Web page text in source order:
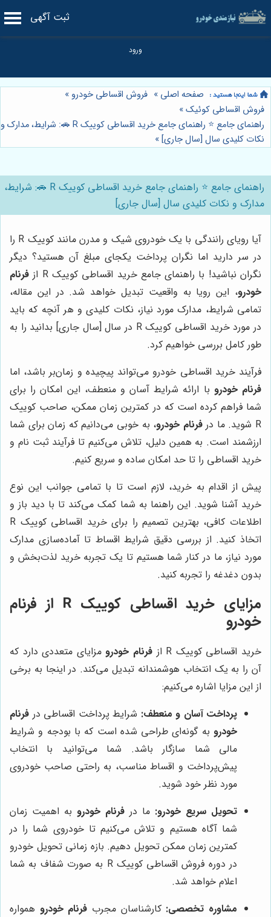
ثبت آگهی
صفحه اصلی » فروش اقساطی خودرو »
فروش اقساطی کوئیک»
راهنمای جامع ⭐️ راهنمای جامع خرید اقساطی کوییک R 🚗: شرایط، مدارک و
نکات کلیدی سال [سال جاری]»
راهنمای جامع ⭐️ راهنمای جامع خرید اقساطی کوییک R 🚗: شرایط،
مدارک و نکات کلیدی سال [سال جاری]
آیا رویای رانندگی با یک خودروی شیک و مدرن مانند کوییک R را
در سر دارید اما نگران پرداخت یکجای مبلغ آن هستید؟ دیگر
نگران نباشید! با راهنمای جامع خرید اقساطی کوییک R از
فرنام
خودرو، این رویا به واقعیت تبدیل خواهد شد. در این مقاله،
تمامی شرایط، مدارک مورد نیاز، نکات کلیدی و هر آنچه که باید
در مورد خرید اقساطی کوییک R در سال [سال جاری] بدانید را به
طور کامل بررسی خواهیم کرد.
فرآیند خرید اقساطی خودرو می‌تواند پیچیده و زمان‌بر باشد، اما
فرنام خودرو با ارائه شرایط آسان و منعطف، این امکان را برای
شما فراهم کرده است که در کمترین زمان ممکن، صاحب کوییک
R شوید. ما در
فرنام خودرو، به خوبی می‌دانیم که زمان برای شما
ارزشمند است. به همین دلیل، تلاش می‌کنیم تا فرآیند ثبت نام و
خرید اقساطی را تا حد امکان ساده و سریع کنیم.
پیش از اقدام به خرید، لازم است تا با تمامی جوانب این نوع
خرید آشنا شوید. این راهنما به شما کمک می‌کند تا با دید باز و
اطلاعات کافی، بهترین تصمیم را برای خرید اقساطی کوییک R
اتخاذ کنید. از بررسی دقیق شرایط اقساط تا آماده‌سازی مدارک
مورد نیاز، ما در کنار شما هستیم تا یک تجربه خرید لذت‌بخش و
بدون دغدغه را تجربه کنید.
مزایای خرید اقساطی کوییک R از فرنام
خودرو
خرید اقساطی کوییک R از فرنام خودرو مزایای متعددی دارد که
آن را به یک انتخاب هوشمندانه تبدیل می‌کند. در اینجا به برخی
از این مزایا اشاره می‌کنیم:
پرداخت آسان و منعطف: شرایط پرداخت اقساطی در فرنام
خودرو به گونه‌ای طراحی شده است که با بودجه و شرایط
مالی شما سازگار باشد. شما می‌توانید با انتخاب
پیش‌پرداخت و اقساط مناسب، به راحتی صاحب خودروی
مورد نظر خود شوید.
تحویل سریع خودرو: ما در فرنام خودرو به اهمیت زمان
شما آگاه هستیم و تلاش می‌کنیم تا خودروی شما را در
کمترین زمان ممکن تحویل دهیم. بازه زمانی تحویل خودرو
در دوره فروش اقساطی کوییک R به صورت شفاف به شما
اعلام خواهد شد.
مشاوره تخصصی: کارشناسان مجرب فرنام خودرو همواره